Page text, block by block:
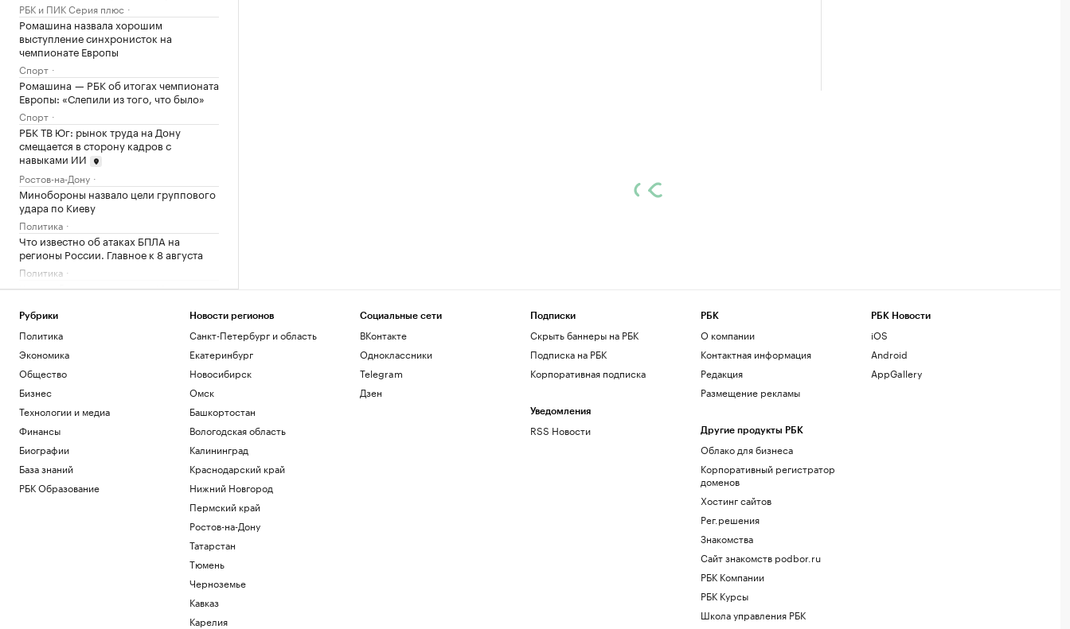
РБК и ПИК Серия плюс
Ромашина назвала хорошим
выступление синхронисток на
чемпионате Европы
Спорт
Ромашина — РБК об итогах чемпионата
Европы: «Слепили из того, что было»
Спорт
РБК ТВ Юг: рынок труда на Дону
смещается в сторону кадров с
навыками ИИ
Ростов-на-Дону
Минобороны назвало цели группового
удара по Киеву
Политика
Что известно об атаках БПЛА на
регионы России. Главное к 8 августа
Политика
Число сбитых на подлете к Москве
Политика
В Липецкой области двое мужчин
Женщинам платят меньше. Что из-за
этого теряют компании
Образование
Силы ПВО уничтожили над Россией
Политика
Загрузить еще
Рубрики
Политика
Экономика
Общество
Бизнес
Технологии и медиа
Финансы
Биографии
База знаний
РБК Образование
Новости регионов
Санкт-Петербург и область
Екатеринбург
Новосибирск
Омск
Башкортостан
Вологодская область
Калининград
Краснодарский край
Нижний Новгород
Пермский край
Ростов-на-Дону
Татарстан
Тюмень
Черноземье
Кавказ
Карелия
Социальные сети
ВКонтакте
Одноклассники
Telegram
Дзен
Подписки
Скрыть баннеры на РБК
Подписка на РБК
Корпоративная подписка
Уведомления
RSS Новости
РБК
О компании
Контактная информация
Редакция
Размещение рекламы
Другие продукты РБК
Облако для бизнеса
Корпоративный регистратор
доменов
Хостинг сайтов
Рег.решения
Знакомства
Сайт знакомств podbor.ru
РБК Компании
РБК Курсы
Школа управления РБК
РБК Новости
iOS
Android
AppGallery